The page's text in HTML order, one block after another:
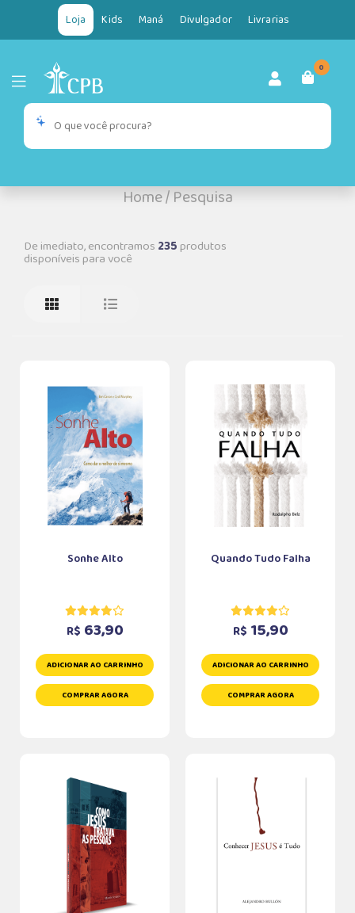
Loja Kids Maná Divulgador Livrarias
0
Home/Pesquisa
De imediato, encontramos 235produtos
disponíveis para você
Sonhe Alto
R$ 63,90
ADICIONAR AO CARRINHO
COMPRAR AGORA
Quando Tudo Falha
R$ 15,90
ADICIONAR AO CARRINHO
COMPRAR AGORA